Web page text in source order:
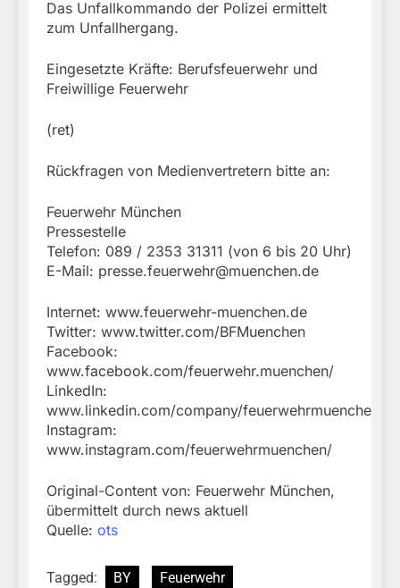
Das Unfallkommando der Polizei ermittelt
zum Unfallhergang.
Eingesetzte Kräfte: Berufsfeuerwehr und
Freiwillige Feuerwehr
(ret)
Rückfragen von Medienvertretern bitte an:
Feuerwehr München
Pressestelle
Telefon: 089 / 2353 31311 (von 6 bis 20 Uhr)
E-Mail: presse.feuerwehr@muenchen.de
Internet: www.feuerwehr-muenchen.de
Twitter: www.twitter.com/BFMuenchen
Facebook:
www.facebook.com/feuerwehr.muenchen/
LinkedIn:
www.linkedin.com/company/feuerwehrmuenchen
Instagram:
www.instagram.com/feuerwehrmuenchen/
Original-Content von: Feuerwehr München,
übermittelt durch news aktuell
Quelle: ots
Tagged: BY
Feuerwehr